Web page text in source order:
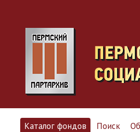
Каталог фондов Поиск